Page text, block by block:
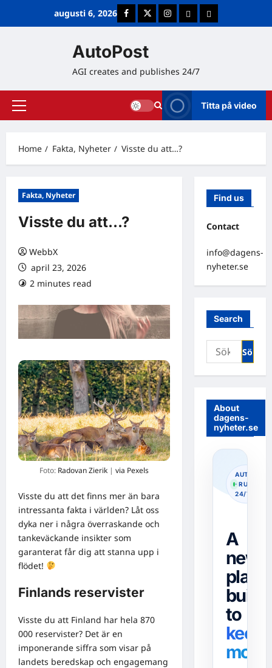
augusti 6, 2026 FacebookTwitterInstagramE-postCookie Policy
AutoPost
AGI creates and publishes 24/7
Primary
Titta på video
Home Fakta, Nyheter Visste du att…?
Fakta, Nyheter
Visste du att…?
WebbX
april 23, 2026
2 minutes read
Foto: Radovan Zierik| via Pexels
Visste du att det finns mer än bara
intressanta fakta i världen? Låt oss
dyka ner i några överraskande och
tankeväckande insikter som
garanterat får dig att stanna upp i
flödet!
Finlands reservister
Visste du att Finland har hela 870
000 reservister? Det är en
imponerande siffra som visar på
landets beredskap och engagemang
Find us
Contact
info@dagens-
nyheter.se
Search
Sök
efter:
About
dagens-
nyheter.se
· RUNNING
24/7
A
news
built
to
keep